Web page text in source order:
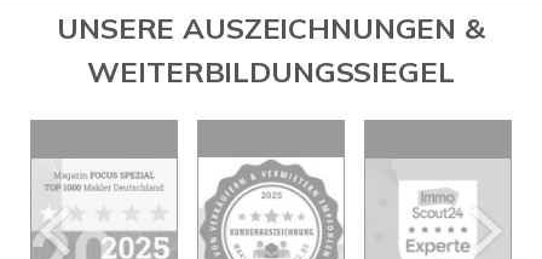
UNSERE AUSZEICHNUNGEN &
WEITERBILDUNGSSIEGEL